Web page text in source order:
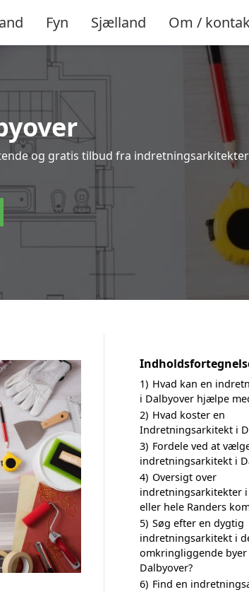
Fyn Sjælland Om /
og gratis tilbud fra
1) Hvad kan en
i Dalbyover hjælpe
2) Hvad koster en
Indretningsarkitekt i
3) Fordele ved at
indretningsarkitekt i
4) Oversigt over
indretningsarkitekter
eller hele Randers
5) Søg efter en dygtig
indretningsarkitekt i
omkringliggende
Dalbyover?
6) Find en